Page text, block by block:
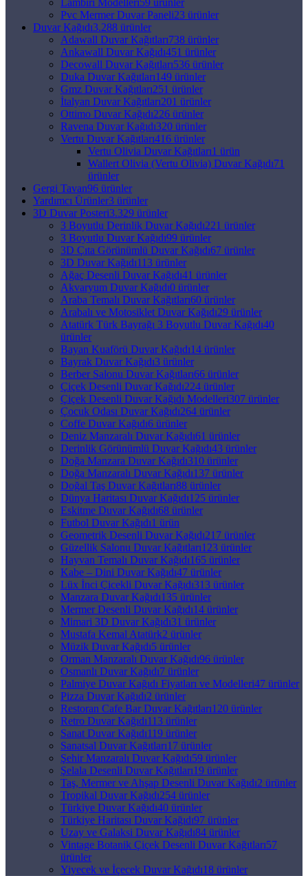
Pvc Mermer Duvar Paneli23 ürünler
Duvar Kağıdı3.288 ürünler
Adawall Duvar Kağıtları738 ürünler
Ankawall Duvar Kağıdı451 ürünler
Decowall Duvar Kağıtları536 ürünler
Duka Duvar Kağıtları149 ürünler
Gmz Duvar Kağıtları251 ürünler
İtalyan Duvar Kağıtları201 ürünler
Ottimo Duvar Kağıdı226 ürünler
Ravena Duvar Kağıdı320 ürünler
Vertu Duvar Kağıtları416 ürünler
Vertu Olivia Duvar Kağıtları1 ürün
Wallert Olivia (Vertu Olivia) Duvar Kağıdı71
ürünler
Gergi Tavan96 ürünler
Yardımcı Ürünler3 ürünler
3D Duvar Posteri3.329 ürünler
3 Boyutlu Derinlik Duvar Kağıdı221 ürünler
3 Boyutlu Duvar Kağıdı99 ürünler
3D Çıta Görünümlü Duvar Kağıdı67 ürünler
3D Duvar Kağıdı113 ürünler
Ağaç Desenli Duvar Kağıdı41 ürünler
Akvaryum Duvar Kağıdı0 ürünler
Araba Temalı Duvar Kağıtları60 ürünler
Arabalı ve Motosiklet Duvar Kağıdı29 ürünler
Atatürk Türk Bayrağı 3 Boyutlu Duvar Kağıdı40
ürünler
Bayan Kuaförü Duvar Kağıdı14 ürünler
Bayrak Duvar Kağıdı3 ürünler
Berber Salonu Duvar Kağıtları66 ürünler
Çiçek Desenli Duvar Kağıdı224 ürünler
Çiçek Desenli Duvar Kağıdı Modelleri307 ürünler
Çocuk Odası Duvar Kağıdı264 ürünler
Coffe Duvar Kağıdı6 ürünler
Deniz Manzaralı Duvar Kağıdı61 ürünler
Derinlik Görünümlü Duvar Kağıdı43 ürünler
Doğa Manzara Duvar Kağıdı310 ürünler
Doğa Manzaralı Duvar Kağıdı137 ürünler
Doğal Taş Duvar Kağıtları88 ürünler
Dünya Haritası Duvar Kağıdı125 ürünler
Eskitme Duvar Kağıdı68 ürünler
Futbol Duvar Kağıdı1 ürün
Geometrik Desenli Duvar Kağıdı217 ürünler
Güzellik Salonu Duvar Kağıtları123 ürünler
Hayvan Temalı Duvar Kağıdı165 ürünler
Kabe – Dini Duvar Kağıdı47 ürünler
Lüx İnci Çicekli Duvar Kağıdı313 ürünler
Manzara Duvar Kağıdı135 ürünler
Mermer Desenli Duvar Kağıdı14 ürünler
Mimari 3D Duvar Kağıdı31 ürünler
Mustafa Kemal Atatürk2 ürünler
Müzik Duvar Kağıdı5 ürünler
Orman Manzaralı Duvar Kağıdı96 ürünler
Osmanlı Duvar Kağıdı7 ürünler
Palmiye Duvar Kağıdı Fiyatları ve Modelleri47 ürünler
Pizza Duvar Kağıdı2 ürünler
Restoran Cafe Bar Duvar Kağıtları120 ürünler
Retro Duvar Kağıdı113 ürünler
Sanat Duvar Kağıdı119 ürünler
Sanatsal Duvar Kağıtları17 ürünler
Şehir Manzaralı Duvar Kağıdı59 ürünler
Şelala Desenli Duvar Kağıtları19 ürünler
Taş, Mermer ve Ahşap Desenli Duvar Kağıdı2 ürünler
Tropikal Duvar Kağıdı254 ürünler
Türkiye Duvar Kağıdı40 ürünler
Türkiye Haritası Duvar Kağıdı97 ürünler
Uzay ve Galaksi Duvar Kağıdı84 ürünler
Vintage Botanik Çiçek Desenli Duvar Kağıtları57
ürünler
Yiyecek ve İçecek Duvar Kağıdı18 ürünler